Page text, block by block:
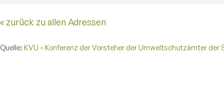
« zurück zu allen Adressen
Quelle: KVU – Konferenz der Vorsteher der Umweltschutzämter der